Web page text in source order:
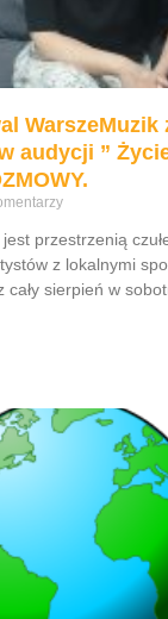
WarszeMuzik
audycji ”
przestrzenią
z lokalnymi
cały sierpień w